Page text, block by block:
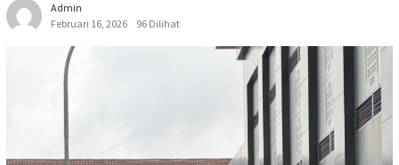
Admin
Februari 16, 2026
96 Dilihat